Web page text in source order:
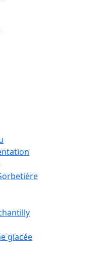
glacée